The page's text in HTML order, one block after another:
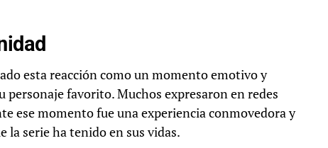
esta reacción como un momento emotivo y
favorito. Muchos expresaron en redes
ese momento fue una experiencia conmovedora y
la serie ha tenido en sus vidas.